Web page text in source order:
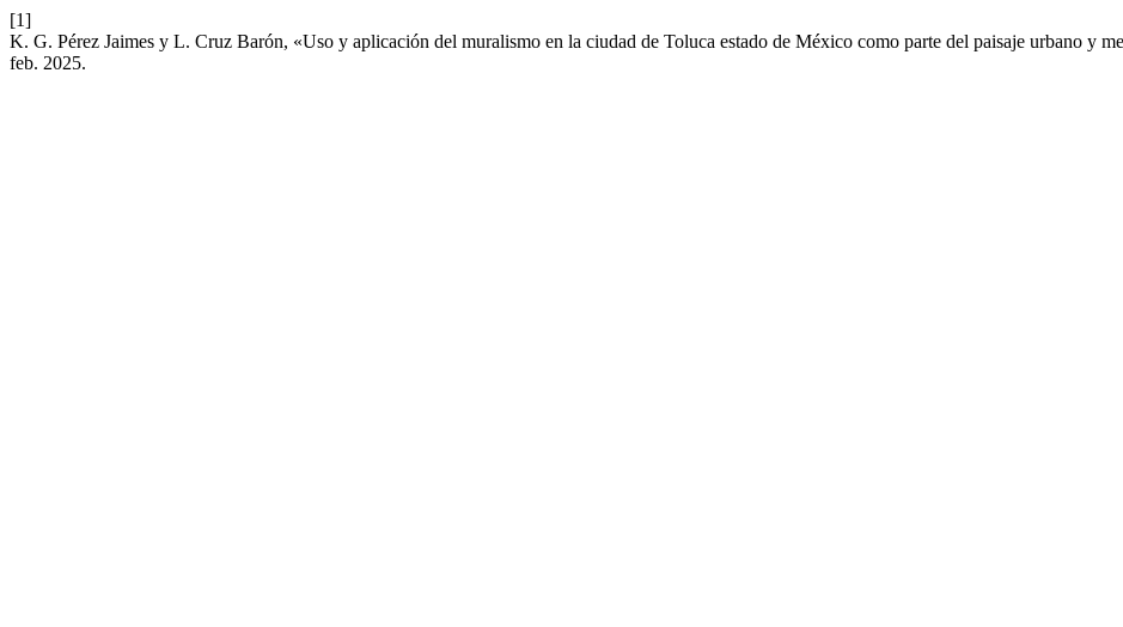
[1]
K. G. Pérez Jaimes y L. Cruz Barón, «Uso y aplicación del muralismo en la ciudad de Toluca estado de México como parte del paisaje urbano y
feb. 2025.